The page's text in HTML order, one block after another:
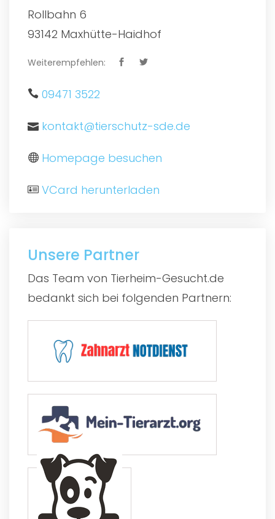
Rollbahn 6
93142 Maxhütte-Haidhof
Weiterempfehlen:
09471 3522
kontakt@tierschutz-sde.de
Homepage besuchen
VCard herunterladen
Unsere Partner
Das Team von Tierheim-Gesucht.de
bedankt sich bei folgenden Partnern: